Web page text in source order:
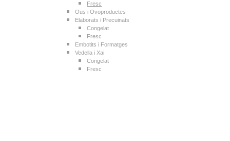
Fresc
Ous i Ovoproductes
Elaborats i Precuinats
Congelat
Fresc
Embotits i Formatges
Vedella i Xai
Congelat
Fresc